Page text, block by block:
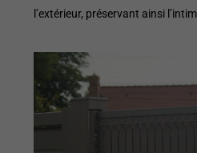
l’extérieur, préservant ainsi